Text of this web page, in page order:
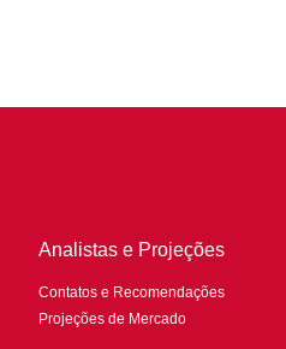
Analistas e Projeções
Contatos e Recomendações
Projeções de Mercado